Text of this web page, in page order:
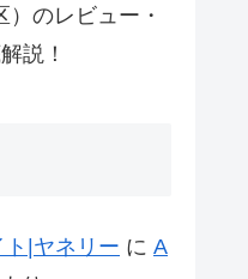
のレビュー・
説！
|ヤネリー に A